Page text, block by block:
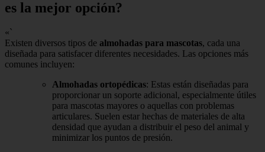
es la mejor opción?
«`
Existen diversos tipos de almohadas para mascotas, cada una
diseñada para satisfacer diferentes necesidades. Las opciones más
comunes incluyen:
Almohadas ortopédicas: Estas están diseñadas para
proporcionar un soporte adicional, especialmente útiles
para mascotas mayores o aquellas con problemas
articulares. Suelen estar hechas de materiales de alta
densidad que ayudan a distribuir el peso del animal y
minimizar los puntos de presión.